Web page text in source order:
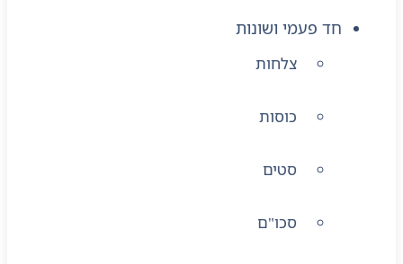
חד פעמי ושונות
צלחות
כוסות
סטים
סכו"ם